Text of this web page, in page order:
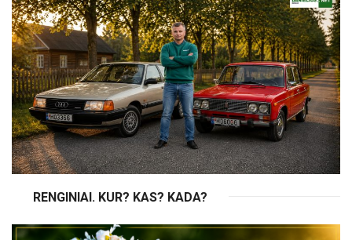
RENGINIAI. KUR? KAS? KADA?